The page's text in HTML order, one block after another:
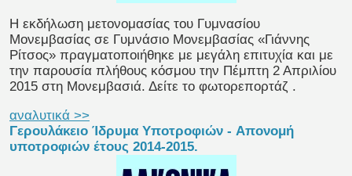
Η εκδήλωση μετονομασίας του Γυμνασίου
Μονεμβασίας σε Γυμνάσιο Μονεμβασίας «Γιάννης
Ρίτσος» πραγματοποιήθηκε με μεγάλη επιτυχία και με
την παρουσία πλήθους κόσμου την Πέμπτη 2 Απριλίου
2015 στη Μονεμβασιά. Δείτε το φωτορεπορτάζ .
αναλυτικά >>
Γερουλάκειο Ίδρυμα Υποτροφιών - Aπονομή
υποτροφιών έτους 2014-2015.